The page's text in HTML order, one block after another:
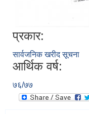
प्रकार:
सार्वजनिक खरीद सूचना
आर्थिक वर्ष:
७६/७७